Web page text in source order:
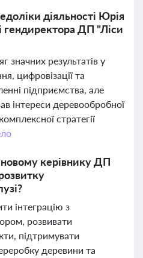
діяльності Юрія
гендиректора ДП "Ліси
значних результатів у
цифровізації та
підприємства, але
інтереси деревообробної
стратегії
керівнику ДП
інтеграцію з
розвивати
підтримувати
деревини та